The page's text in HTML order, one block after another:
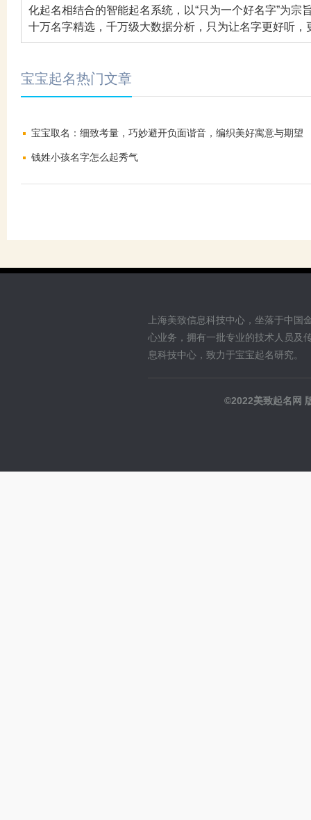
化起名相结合的智能起名系统，以“只为一个好名字”为
十万名字精选，千万级大数据分析，只为让名字更好听，
宝宝起名热门文章
宝宝取名：细致考量，巧妙避开负面谐音，编织美好寓意与期望
钱姓小孩名字怎么起秀气
上海美致信息科技中心，坐落于中
心业务，拥有一批专业的技术人员及
息科技中心，致力于宝宝起名研究。
©2022美致起名网